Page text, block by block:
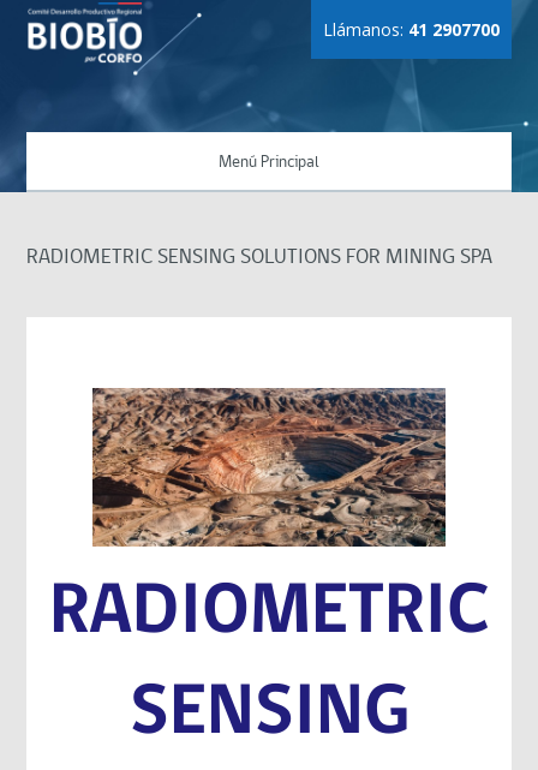
Llámanos: 41 2907700
Menú Principal
RADIOMETRIC SENSING SOLUTIONS FOR MINING SPA
RADIOMETRIC
SENSING